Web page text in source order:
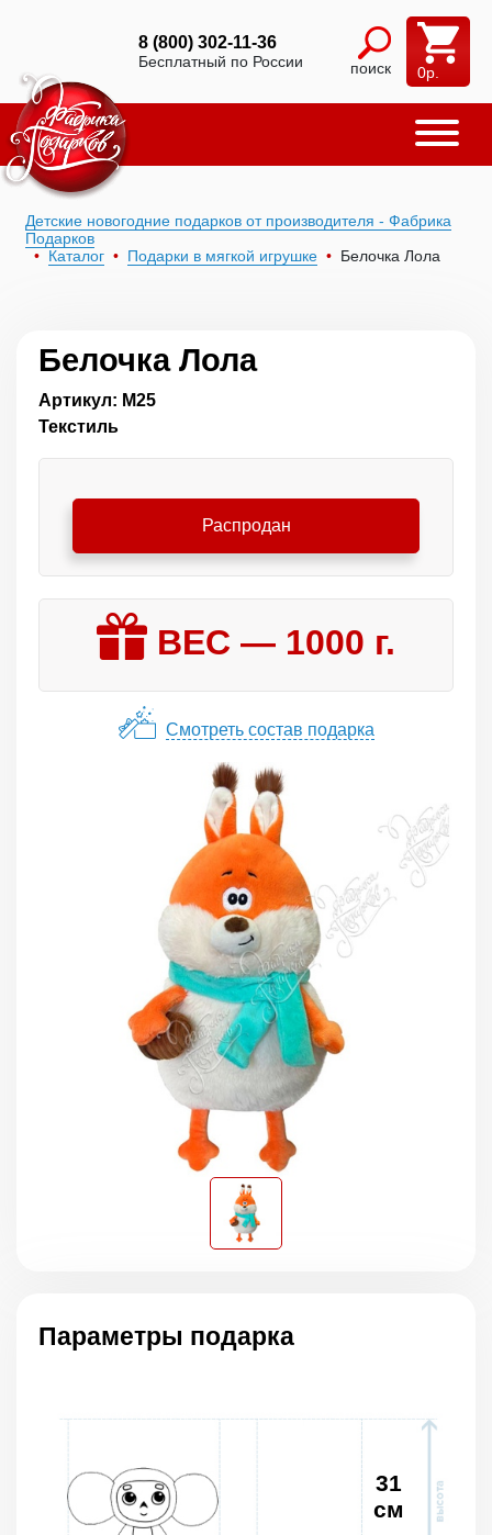
8 (800) 302-11-36
Бесплатный по России поиск 0р.
Детские новогодние подарков от производителя - Фабрика
Подарков
Каталог
Подарки в мягкой игрушке Белочка Лола
Белочка Лола
Артикул: М25
Текстиль
Распродан
ВЕС — 1000 г.
Смотреть состав подарка
Параметры подарка
31
см